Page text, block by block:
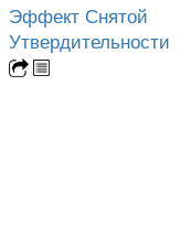
Эффект Снятой
Утвердительности